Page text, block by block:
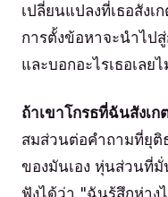
เปลี่ยนแปลงที่เธอสังเ
การตั้งข้อหาจะนำไป
และบอกอะไรเธอเลย
ถ้าเขาโกรธที่ฉันสังเก
สมส่วนต่อคำถามที่ยุติ
ของมันเอง หุ่นส่วนที่